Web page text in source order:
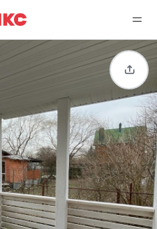
Сравнение
0 объявлений
Услуги